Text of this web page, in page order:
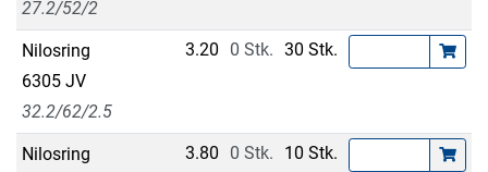
27.2/52/2
Nilosring
6305 JV
32.2/62/2.5
3.20 0 Stk. 30 Stk.
Nilosring
3.80 0 Stk. 10 Stk.